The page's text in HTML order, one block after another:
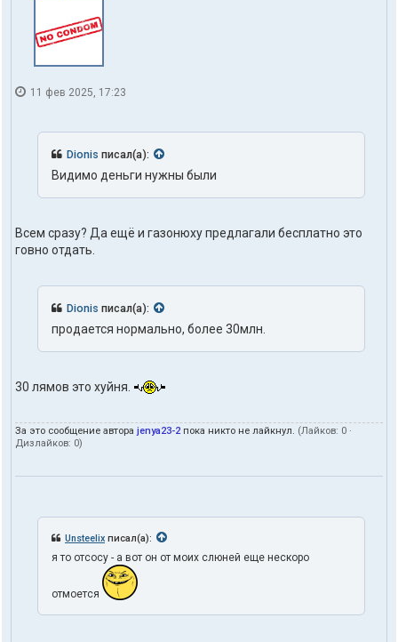
11 фев 2025, 17:23
Dionis писал(а):
Видимо деньги нужны были
Всем сразу? Да ещё и газонюху предлагали бесплатно это
говно отдать.
Dionis писал(а):
продается нормально, более 30млн.
30 лямов это хуйня.
За это сообщение автора jenya23-2 пока никто не лайкнул. (Лайков: 0 ·
Дизлайков: 0)
Unsteelix писал(а):
я то отсосу - а вот он от моих слюней еще нескоро
отмоется